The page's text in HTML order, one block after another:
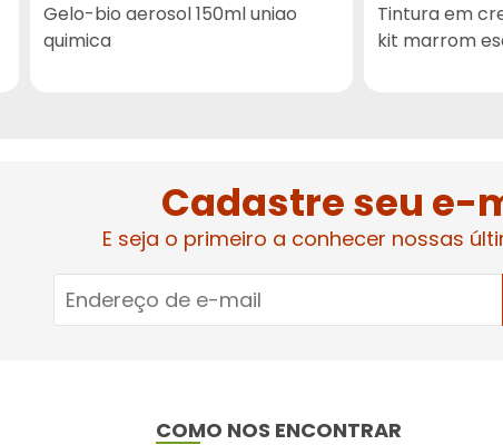
Gelo-bio aerosol 150ml uniao
quimica
Tintura em
kit marrom
Cadastre seu e-
E seja o primeiro a conhecer nossas
COMO NOS ENCONTRAR